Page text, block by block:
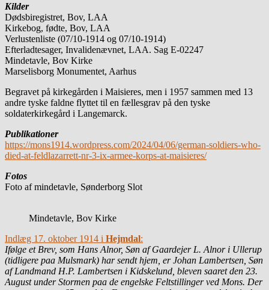
Kilder
Dødsbiregistret, Bov, LAA
Kirkebog, fødte, Bov, LAA
Verlustenliste (07/10-1914 og 07/10-1914)
Efterladtesager, Invalidenævnet, LAA. Sag E-02247
Mindetavle, Bov Kirke
Marselisborg Monumentet, Aarhus
Begravet på kirkegården i Maisieres, men i 1957 sammen med 13
andre tyske faldne flyttet til en fællesgrav på den tyske
soldaterkirkegård i Langemarck.
Publikationer
https://mons1914.wordpress.com/2024/04/06/german-soldiers-who-
died-at-feldlazarrett-nr-3-ix-armee-korps-at-maisieres/
Fotos
Foto af mindetavle, Sønderborg Slot
Mindetavle, Bov Kirke
Indlæg 17. oktober 1914 i Hejmdal:
Ifølge et Brev, som Hans Alnor, Søn af Gaardejer L. Alnor i Ullerup
(tidligere paa Mulsmark) har sendt hjem, er Johan Lambertsen, Søn
af Landmand H.P. Lambertsen i Kidskelund, bleven saaret den 23.
August under Stormen paa de engelske Feltstillinger ved Mons. Der